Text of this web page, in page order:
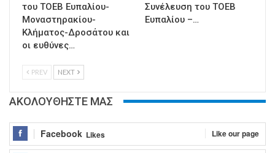
του ΤΟΕΒ Ευπαλίου-
Μοναστηρακίου-
Κλήματος-Δροσάτου και
οι ευθύνες…
Συνέλευση του ΤΟΕΒ
Ευπαλίου –…
PREV NEXT
ΑΚΟΛΟΥΘΗΣΤΕ ΜΑΣ
Facebook Likes Like our page